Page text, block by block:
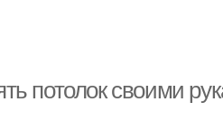
потолок своими